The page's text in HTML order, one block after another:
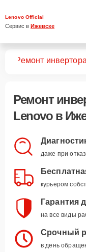
Lenovo Official
Сервис в Ижевске
Ремонт инвертора
Ремонт
Lenovo в
даже при
курьером
Гарантия
на все виды
Срочный
в день